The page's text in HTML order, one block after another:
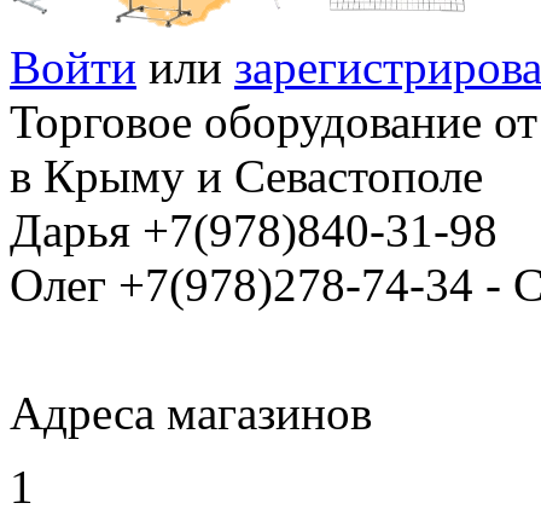
Войти или
Торговое оборудование
в Крыму и Севастополе
Дарья +7(978)840-31-98
Олег +7(978)278-74-34 -
Адреса магазинов
1